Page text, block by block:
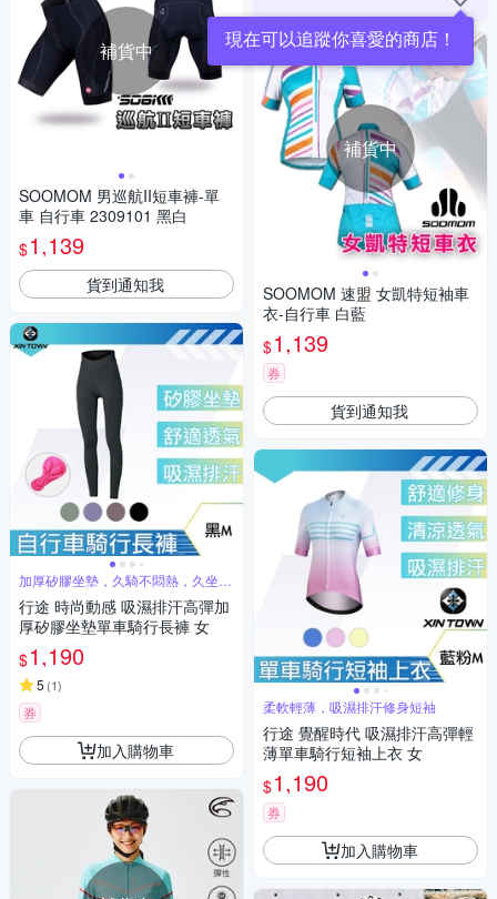
補貨中
SOOMOM 男巡航II短車褲-單
車 自行車 2309101 黑白
$1,139
貨到通知我
加厚矽膠坐墊，久騎不悶熱，久坐也
舒服
行途 時尚動感 吸濕排汗高彈加
厚矽膠坐墊單車騎行長褲 女
$1,190
5 (1)
券
加入購物車
現在可以追蹤你喜愛的商店！
補貨中
SOOMOM 速盟 女凱特短袖車
衣-自行車 白藍
$1,139
券
貨到通知我
柔軟輕薄，吸濕排汗修身短袖
行途 覺醒時代 吸濕排汗高彈輕
薄單車騎行短袖上衣 女
$1,190
券
加入購物車